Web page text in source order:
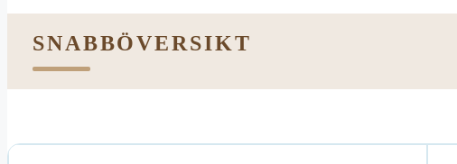
SNABBÖVERSIKT